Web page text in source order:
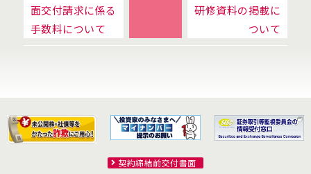
面交付請求に係る
手数料について
研修資料の掲載に
ついて
契約締結前交付書面